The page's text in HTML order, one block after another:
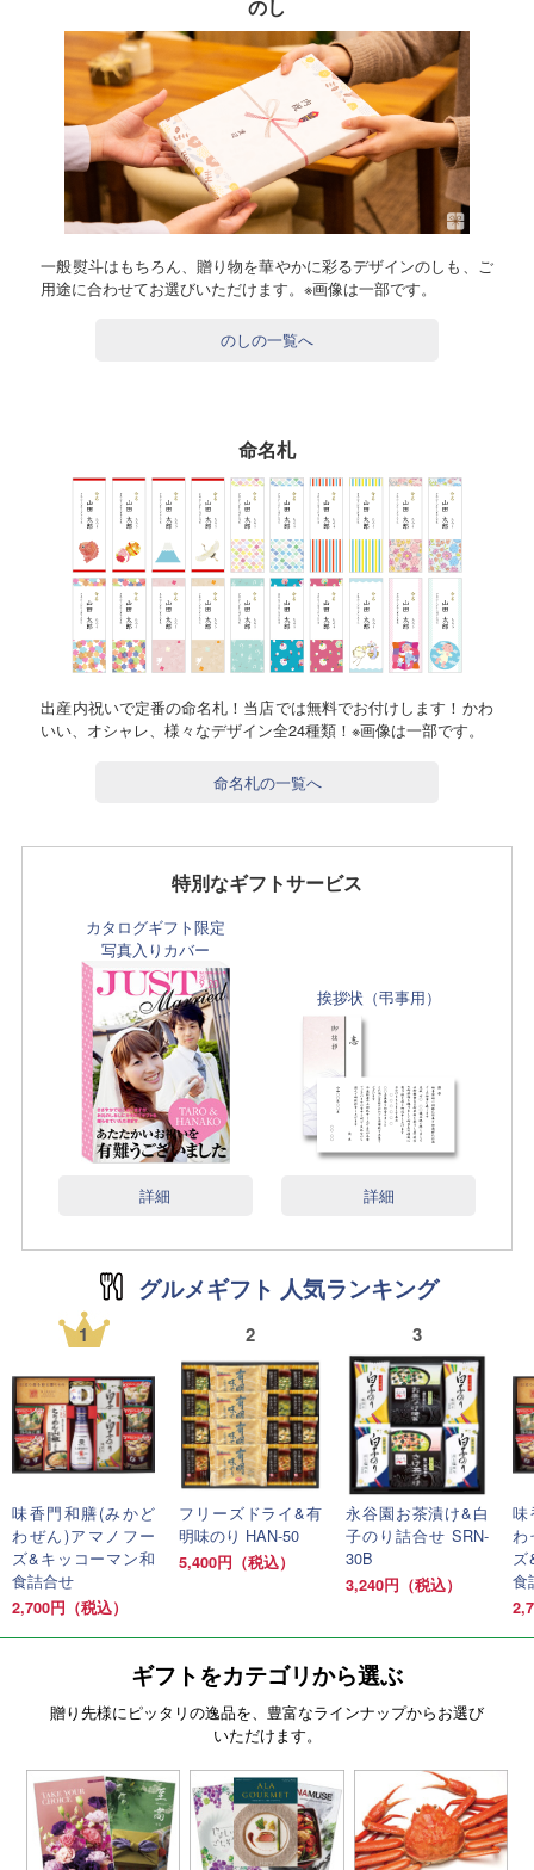
のし
一般熨斗はもちろん、贈り物を華やかに彩るデザインのしも、ご
用途に合わせてお選びいただけます。※画像は一部です。
のしの一覧へ
命名札
出産内祝いで定番の命名札！当店では無料でお付けします！かわ
いい、オシャレ、様々なデザイン全24種類！※画像は一部です。
命名札の一覧へ
特別なギフトサービス
カタログギフト限定
写真入りカバー
詳細
挨拶状（弔事用）
詳細
グルメギフト 人気ランキング
1
味香門和膳(みかど
わぜん)アマノフー
ズ&キッコーマン和
食詰合せ
2,700円（税込）
2
フリーズドライ&有
明味のり HAN-50
5,400円（税込）
3
永谷園お茶漬け&白
子のり詰合せ SRN-
30B
3,240円（税込）
味
わ
ズ
食
ギフトをカテゴリから選ぶ
贈り先様にピッタリの逸品を、豊富なラインナップからお選び
いただけます。